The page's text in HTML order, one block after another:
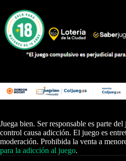
Juega bien. Ser responsable es parte
control causa adicción. El juego es
moderación. Prohibida la venta a
para la adicción al juego.